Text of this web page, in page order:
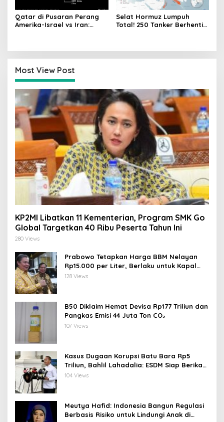
Qatar di Pusaran Perang
Amerika-Israel vs Iran:
Selat Hormuz Lumpuh
Total! 250 Tanker Berhenti
Most View Post
KP2MI Libatkan 11 Kementerian, Program SMK Go
Global Targetkan 40 Ribu Peserta Tahun Ini
280 Views
Prabowo Tetapkan Harga BBM Nelayan
Rp15.000 per Liter, Berlaku untuk Kapal
30-200 GT
128 Views
B50 Diklaim Hemat Devisa Rp177 Triliun dan
Pangkas Emisi 44 Juta Ton CO₂
107 Views
Kasus Dugaan Korupsi Batu Bara Rp5
Triliun, Bahlil Lahadalia: ESDM Siap Berikan
Data
104 Views
Meutya Hafid: Indonesia Bangun Regulasi
Berbasis Risiko untuk Lindungi Anak di